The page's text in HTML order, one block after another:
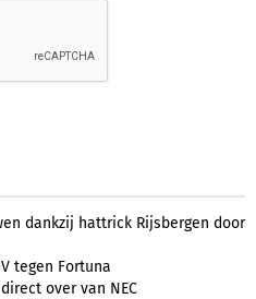
dankzij hattrick Rijsbergen door
tegen Fortuna
over van NEC